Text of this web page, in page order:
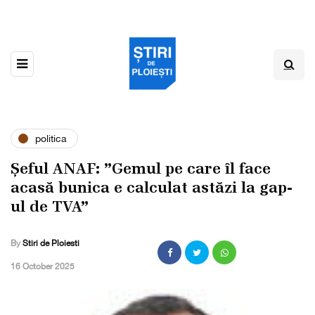
politica
Șeful ANAF: ”Gemul pe care îl face
acasă bunica e calculat astăzi la gap-
ul de TVA”
By Stiri de Ploiesti
,16 October 2025